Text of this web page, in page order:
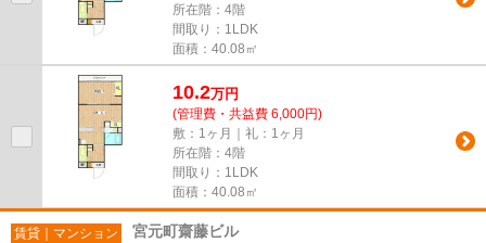
所在階：4階
間取り：1LDK
面積：40.08㎡
10.2万円
(管理費・共益費 6,000円)
敷：1ヶ月｜礼：1ヶ月
所在階：4階
間取り：1LDK
面積：40.08㎡
賃貸｜マンション 宮元町齋藤ビル